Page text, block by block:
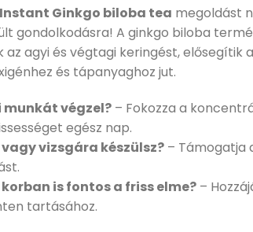
Instant Ginkgo biloba tea megoldást
gondolkodásra! A ginkgo biloba
az agyi és végtagi keringést, elősegítik
és tápanyaghoz jut.
munkát végzel? – Fokozza a
egész nap.
vizsgára készülsz? – Támogatja
is fontos a friss elme? –
tartásához.